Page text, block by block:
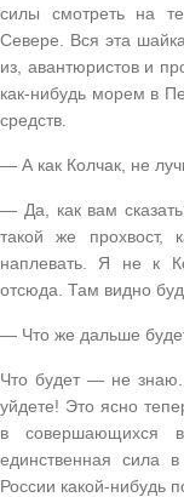
силы смотреть на
Севере. Вся эта
из, авантюристов и
как-нибудь морем в
средств.
— А как Колчак, не
— Да, как вам
такой же прохвост,
наплевать. Я не к
отсюда. Там видно
— Что же дальше
Что будет — не
уйдете! Это ясно
в совершающихся
единственная сила
России какой-нибудь